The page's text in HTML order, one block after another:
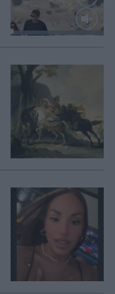
Loaded